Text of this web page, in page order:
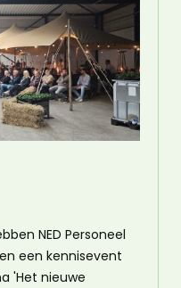
NED Personeel
een kennisevent
'Het nieuwe